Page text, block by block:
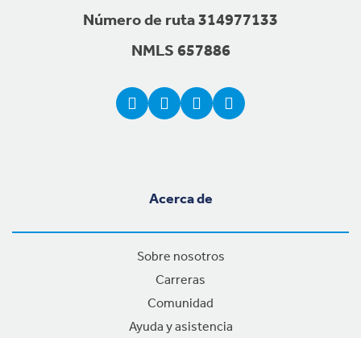
Acerca de
Sobre nosotros
Carreras
Comunidad
Ayuda y asistencia
Número de ruta 314977133
NMLS 657886